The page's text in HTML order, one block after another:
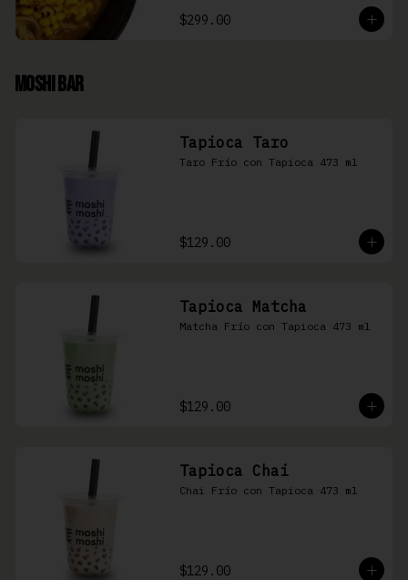
$299.00
Moshi Bar
Tapioca Taro
Taro Frío con Tapioca 473 ml
$129.00
Tapioca Matcha
Matcha Frío con Tapioca 473 ml
$129.00
Tapioca Chai
Chai Frío con Tapioca 473 ml
$129.00